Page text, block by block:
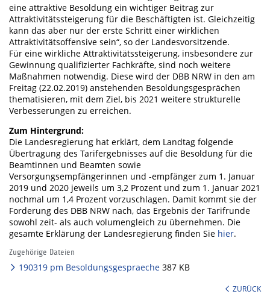
eine attraktive Besoldung ein wichtiger Beitrag zur
Attraktivitätssteigerung für die Beschäftigten ist. Gleichzeitig
kann das aber nur der erste Schritt einer wirklichen
Attraktivitätsoffensive sein“, so der Landesvorsitzende.
Für eine wirkliche Attraktivitätssteigerung, insbesondere zur
Gewinnung qualifizierter Fachkräfte, sind noch weitere
Maßnahmen notwendig. Diese wird der DBB NRW in den am
Freitag (22.02.2019) anstehenden Besoldungsgesprächen
thematisieren, mit dem Ziel, bis 2021 weitere strukturelle
Verbesserungen zu erreichen.
Zum Hintergrund:
Die Landesregierung hat erklärt, dem Landtag folgende
Übertragung des Tarifergebnisses auf die Besoldung für die
Beamtinnen und Beamten sowie
Versorgungsempfängerinnen und -empfänger zum 1. Januar
2019 und 2020 jeweils um 3,2 Prozent und zum 1. Januar 2021
nochmal um 1,4 Prozent vorzuschlagen. Damit kommt sie der
Forderung des DBB NRW nach, das Ergebnis der Tarifrunde
sowohl zeit- als auch volumengleich zu übernehmen. Die
gesamte Erklärung der Landesregierung finden Sie hier.
Zugehörige Dateien
190319 pm Besoldungsgespraeche 387 KB
ZURÜCK